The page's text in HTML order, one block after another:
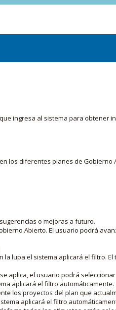
ingresa al sistema para obtener
los diferentes planes de
o mejoras a futuro.
Abierto. El usuario podrá
lupa el sistema aplicará el filtro.
aplica, el usuario podrá
aplicará el filtro automáticamente.
los proyectos del plan que
aplicará el filtro